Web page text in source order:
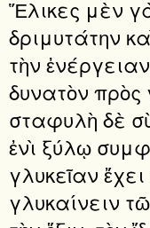
Ἕλικες μὲν
δριμυτάτην
τὴν
δυνατὸν
σταφυλὴ δὲ
ἐνὶ ξύλῳ
γλυκεῖαν
γλυκαίνειν